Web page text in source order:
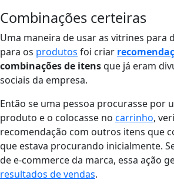
Combinações certeiras
Uma maneira de usar as vitrines para
para os produtos foi criar
combinações de itensque já eram
sociais da empresa.
Então se uma pessoa procurasse por
produto e o colocasse no carrinho,
recomendação com outros itens que
que estava procurando inicialmente.
de e-commerce da marca, essa ação
resultados de vendas.